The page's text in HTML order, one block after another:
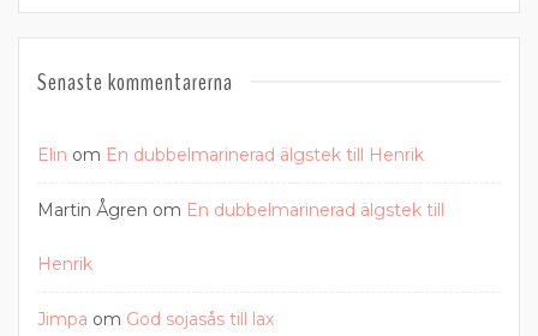
Senaste kommentarerna
Elin om En dubbelmarinerad älgstek till Henrik
Martin Ågren om En dubbelmarinerad älgstek till
Henrik
Jimpa om God sojasås till lax